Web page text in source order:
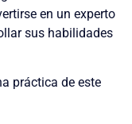
en un experto
sus habilidades
práctica de este